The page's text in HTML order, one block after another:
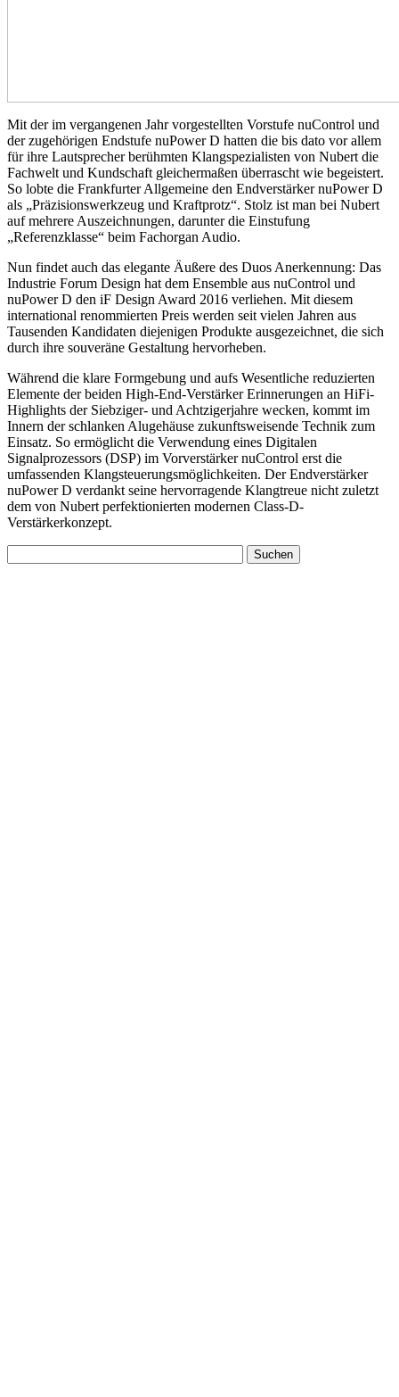
Mit der im vergangenen Jahr vorgestellten Vorstufe nuControl und
der zugehörigen Endstufe nuPower D hatten die bis dato vor allem
für ihre Lautsprecher berühmten Klangspezialisten von Nubert die
Fachwelt und Kundschaft gleichermaßen überrascht wie begeistert.
So lobte die Frankfurter Allgemeine den Endverstärker nuPower D
als „Präzisionswerkzeug und Kraftprotz“. Stolz ist man bei Nubert
auf mehrere Auszeichnungen, darunter die Einstufung
„Referenzklasse“ beim Fachorgan Audio.
Nun findet auch das elegante Äußere des Duos Anerkennung: Das
Industrie Forum Design hat dem Ensemble aus nuControl und
nuPower D den iF Design Award 2016 verliehen. Mit diesem
international renommierten Preis werden seit vielen Jahren aus
Tausenden Kandidaten diejenigen Produkte ausgezeichnet, die sich
durch ihre souveräne Gestaltung hervorheben.
Während die klare Formgebung und aufs Wesentliche reduzierten
Elemente der beiden High-End-Verstärker Erinnerungen an HiFi-
Highlights der Siebziger- und Achtzigerjahre wecken, kommt im
Innern der schlanken Alugehäuse zukunftsweisende Technik zum
Einsatz. So ermöglicht die Verwendung eines Digitalen
Signalprozessors (DSP) im Vorverstärker nuControl erst die
umfassenden Klangsteuerungsmöglichkeiten. Der Endverstärker
nuPower D verdankt seine hervorragende Klangtreue nicht zuletzt
dem von Nubert perfektionierten modernen Class-D-
Verstärkerkonzept.